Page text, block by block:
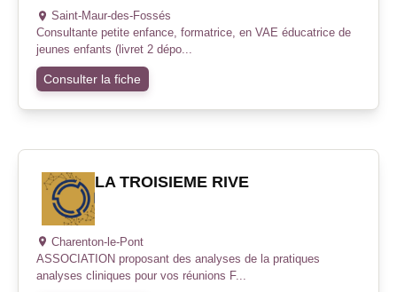
Saint-Maur-des-Fossés
Consultante petite enfance, formatrice, en VAE éducatrice de
jeunes enfants (livret 2 dépo...
Consulter la fiche
LA TROISIEME RIVE
Charenton-le-Pont
ASSOCIATION proposant des analyses de la pratiques
analyses cliniques pour vos réunions F...